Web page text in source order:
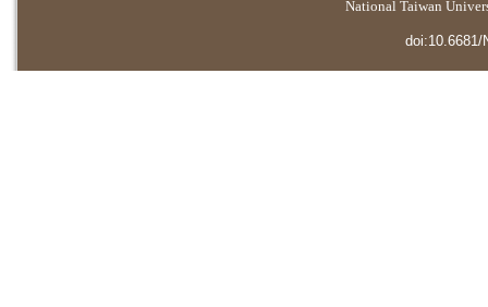
National Taiwan
doi:10.6681/